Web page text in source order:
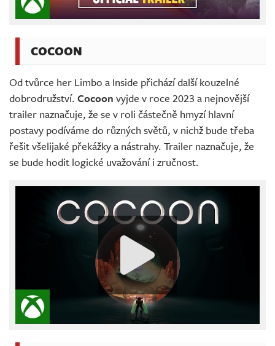
COCOON
Od tvůrce her Limbo a Inside přichází další kouzelné
dobrodružství. Cocoon vyjde v roce 2023 a nejnovější
trailer naznačuje, že se v roli částečně hmyzí hlavní
postavy podíváme do různých světů, v nichž bude třeba
řešit všelijaké překážky a nástrahy. Trailer naznačuje, že
se bude hodit logické uvažování i zručnost.